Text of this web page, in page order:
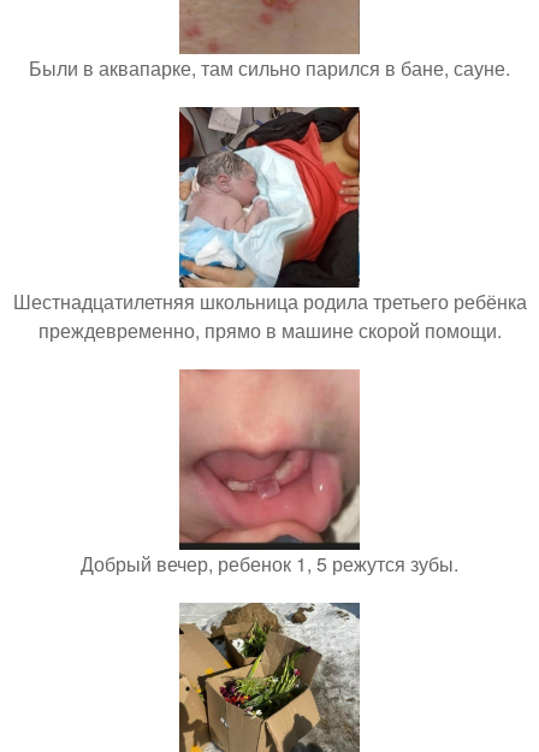
Были в аквапарке, там сильно парился в бане, сауне.
Шестнадцатилетняя школьница родила третьего ребёнка
преждевременно, прямо в машине скорой помощи.
Добрый вечер, ребенок 1, 5 режутся зубы.